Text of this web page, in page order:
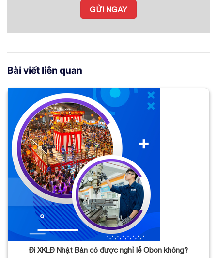
Bài viết liên quan
Đi XKLĐ Nhật Bản có được nghỉ lễ Obon không?